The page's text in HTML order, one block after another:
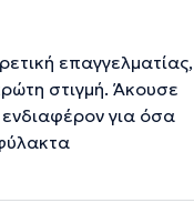
επαγγελματίας,
στιγμή. Άκουσε
για όσα